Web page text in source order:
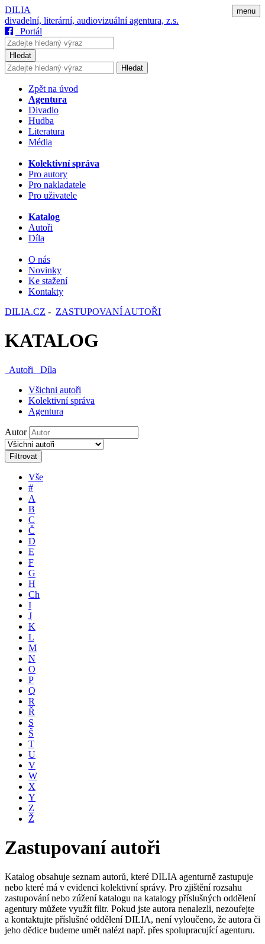
menu
DILIA
divadelní, literární, audiovizuální agentura, z.s.
Portál
Hledat
Hledat
Zpět na úvod
Agentura
Divadlo
Hudba
Literatura
Média
Kolektivní správa
Pro autory
Pro nakladatele
Pro uživatele
Katalog
Autoři
Díla
O nás
Novinky
Ke stažení
Kontakty
DILIA.CZ - ZASTUPOVANÍ AUTOŘI
KATALOG
Autoři
Díla
Všichni autoři
Kolektivní správa
Agentura
Autor
Filtrovat
Vše
#
A
B
C
Č
D
E
F
G
H
Ch
I
J
K
L
M
N
O
P
Q
R
Ř
S
Š
T
U
V
W
X
Y
Z
Ž
Zastupovaní autoři
Katalog obsahuje seznam autorů, které DILIA agenturně zastupuje
nebo které má v evidenci kolektivní správy. Pro zjištění rozsahu
zastupování nebo zúžení katalogu na katalogy příslušných oddělení
agentury můžete využít filtr. Pokud jste autora nenalezli, nezoufejte
a kontaktujte příslušné oddělení DILIA, není vyloučeno, že autora či
jeho dědice budeme umět nalézt např. přes spolupracující agenturu.